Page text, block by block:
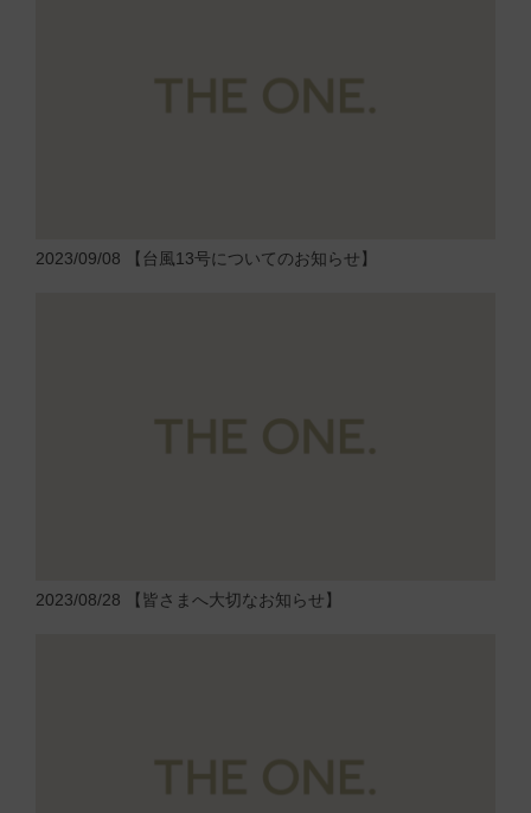
2023/09/08 【台風13号についてのお知らせ】
2023/08/28 【皆さまへ大切なお知らせ】